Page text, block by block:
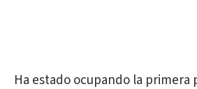
Ha estado ocupando la primera